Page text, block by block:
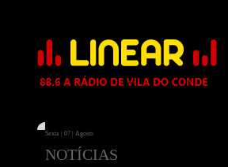
Sexta | 07 | Agosto
NOTÍCIAS